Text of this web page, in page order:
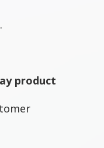
product